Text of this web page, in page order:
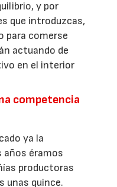
y por
que introduzcas,
para comerse
actuando de
en el interior
competencia
ya la
años éramos
productoras
unas quince.